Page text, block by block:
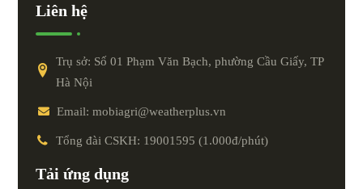
Liên hệ
Trụ sở: Số 01 Phạm Văn Bạch, phường Cầu Giấy, TP
Hà Nội
Email: mobiagri@weatherplus.vn
Tổng đài CSKH: 19001595 (1.000đ/phút)
Tải ứng dụng